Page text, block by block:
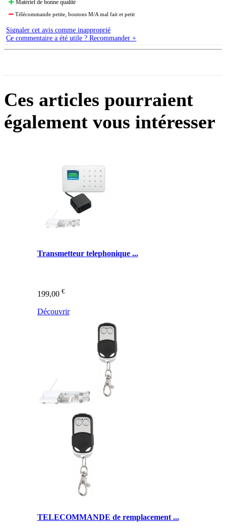
Matériel de bonne qualité
Télécommande petite, boutons M/A mal fait et petit
Signaler cet avis comme inapproprié
Ce commentaire a été utile ? Recommander +
Ces articles pourraient
également vous intéresser
Transmetteur telephonique ...
199,00 €
Découvrir
TELECOMMANDE de remplacement ...